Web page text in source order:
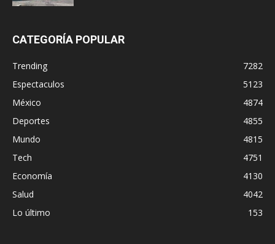
CATEGORÍA POPULAR
Trending
7282
Espectaculos
5123
México
4874
Deportes
4855
Mundo
4815
Tech
4751
Economía
4130
Salud
4042
Lo último
153